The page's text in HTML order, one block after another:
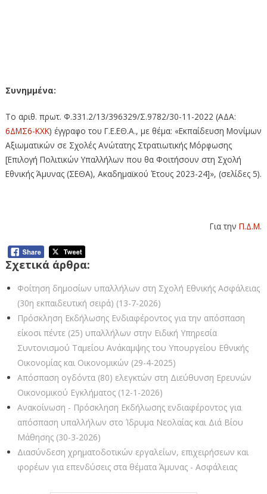
Συνημμένα:
Το αριθ. πρωτ. Φ.331.2/13/396329/Σ.9782/30-11-2022 (ΑΔΑ:
6ΔΜΣ6-ΚΧΚ) έγγραφο του Γ.Ε.ΕΘ.Α., με θέμα: «Εκπαίδευση Μονίμων
Αξιωματικών σε Σχολές Ανώτατης Στρατιωτικής Μόρφωσης
[Επιλογή Πολιτικών Υπαλλήλων που θα Φοιτήσουν στη Σχολή
Εθνικής Άμυνας (ΣΕΘΑ), Ακαδημαϊκού Έτους 2023-24]», (σελίδες 5).
Για τηνΠ.Δ.Μ.
Σχετικά άρθρα:
Φοίτηση δημοσίων υπαλλήλων στη Σχολή Εθνικής Ασφάλειας
(30η εκπαιδευτική σειρά) (13-7-2026)
Πρόσκληση Εκδήλωσης Ενδιαφέροντος για την απόσπαση
είκοσι πέντε (25) υπαλλήλων στην Ειδική Υπηρεσία
Συντονισμού Ταμείου Ανάκαμψης του Υπουργείου Εθνικής
Οικονομίας και Οικονομικών (29-4-2025)
Απόσπαση ογδόντα (80) ελεγκτών στη Διεύθυνση Ερευνών
Οικονομικού Εγκλήματος (12-1-2026)
Ανακοίνωση - Πρόσκληση Εκδήλωσης ενδιαφέροντος για
απόσπαση υπαλλήλων στο Ίδρυμα Νεολαίας και Διά Βίου
Μάθησης (30-3-2026)
Διασύνδεση χρηματοδοτικών εργαλείων, επιχειρήσεων και
φορέων για επενδύσεις στα θέματα Άμυνας - Ασφάλειας